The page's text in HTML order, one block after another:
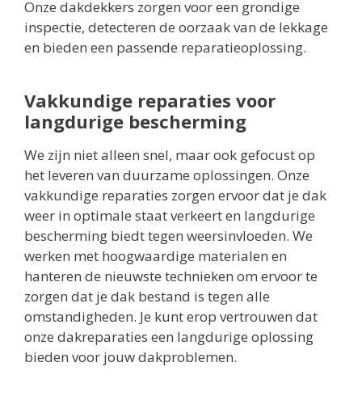
Onze dakdekkers zorgen voor een grondige
inspectie, detecteren de oorzaak van de lekkage
en bieden een passende reparatieoplossing.
Vakkundige reparaties voor
langdurige bescherming
We zijn niet alleen snel, maar ook gefocust op
het leveren van duurzame oplossingen. Onze
vakkundige reparaties zorgen ervoor dat je dak
weer in optimale staat verkeert en langdurige
bescherming biedt tegen weersinvloeden. We
werken met hoogwaardige materialen en
hanteren de nieuwste technieken om ervoor te
zorgen dat je dak bestand is tegen alle
omstandigheden. Je kunt erop vertrouwen dat
onze dakreparaties een langdurige oplossing
bieden voor jouw dakproblemen.